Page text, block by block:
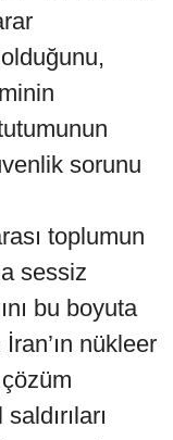
sorunu
toplumun
sessiz
bu boyuta
İran’ın nükleer